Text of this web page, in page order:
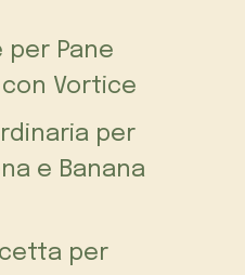
per Pane
Vortice
per
e Banana
per